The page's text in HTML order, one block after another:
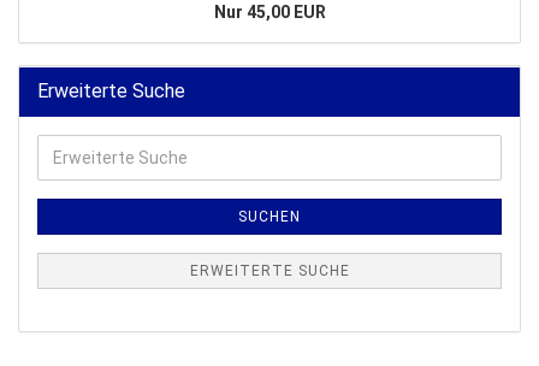
Nur 45,00 EUR
Erweiterte Suche
Suche
SUCHEN
ERWEITERTE SUCHE